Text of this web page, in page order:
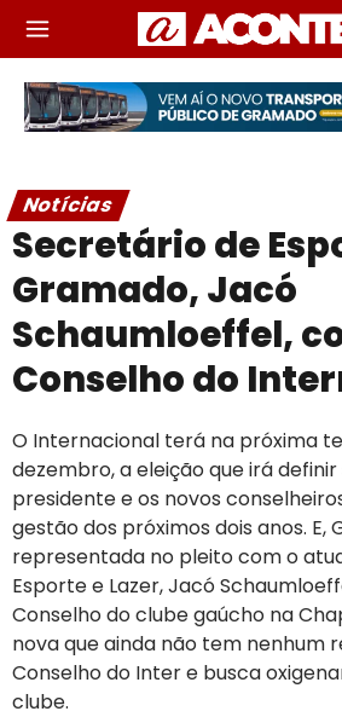
Notícias
Secretário de
Gramado, Jacó
Schaumloeffel,
Conselho do
O Internacional terá na próxima
dezembro, a eleição que irá definir
presidente e os novos
gestão dos próximos dois anos. E,
representada no pleito com o
Esporte e Lazer, Jacó
Conselho do clube gaúcho na
nova que ainda não tem nenhum
Conselho do Inter e busca
clube.